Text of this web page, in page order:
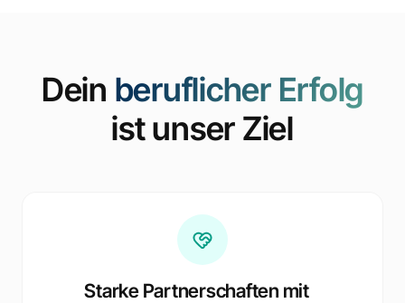
Dein beruflicher Erfolg
ist unser Ziel
Starke Partnerschaften mit